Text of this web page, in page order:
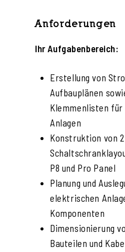
Anforderungen
Ihr Aufgabenbereich:
Erstellung von
Aufbauplänen
Klemmenlisten
Anlagen
Konstruktion von
P8 und Pro Panel
Planung und
elektrischen
Komponenten
Dimensionierung
Bauteilen und